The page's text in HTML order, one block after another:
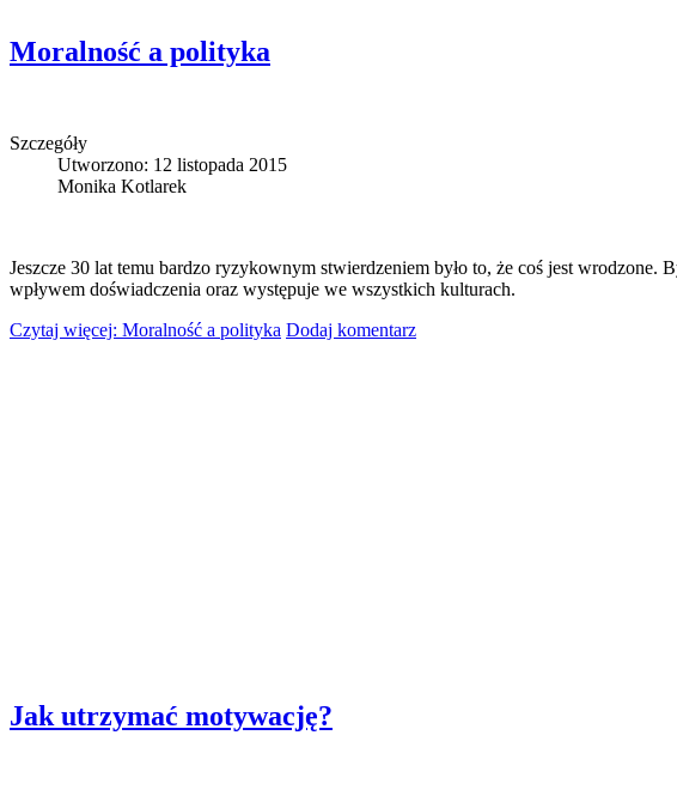
Moralność a polityka
Szczegóły
Utworzono: 12 listopada 2015
Monika Kotlarek
Jeszcze 30 lat temu bardzo ryzykownym stwierdzeniem było to, że coś jest
wpływem doświadczenia oraz występuje we wszystkich kulturach.
Czytaj więcej: Moralność a polityka Dodaj komentarz
Jak utrzymać motywację?